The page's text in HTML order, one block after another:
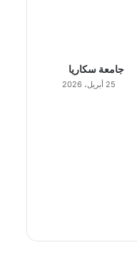
جامعة سكاريا
25 أبريل، 2026